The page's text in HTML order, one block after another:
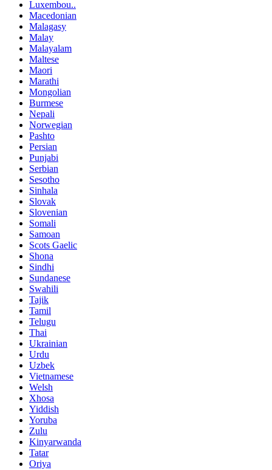
Luxembou..
Macedonian
Malagasy
Malay
Malayalam
Maltese
Maori
Marathi
Mongolian
Burmese
Nepali
Norwegian
Pashto
Persian
Punjabi
Serbian
Sesotho
Sinhala
Slovak
Slovenian
Somali
Samoan
Scots Gaelic
Shona
Sindhi
Sundanese
Swahili
Tajik
Tamil
Telugu
Thai
Ukrainian
Urdu
Uzbek
Vietnamese
Welsh
Xhosa
Yiddish
Yoruba
Zulu
Kinyarwanda
Tatar
Oriya